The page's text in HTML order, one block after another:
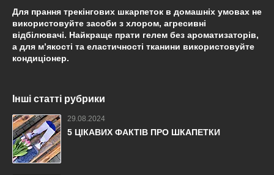
Для прання трекінгових шкарпеток в домашніх умовах не
використовуйте засоби з хлором, агресивні
відбілювачі. Найкраще прати гелем без ароматизаторів,
а для м’якості та еластичності тканини використовуйте
кондиціонер.
Інші статті рубрики
29.08.2024
5 ЦІКАВИХ ФАКТІВ ПРО ШКАПЕТКИ